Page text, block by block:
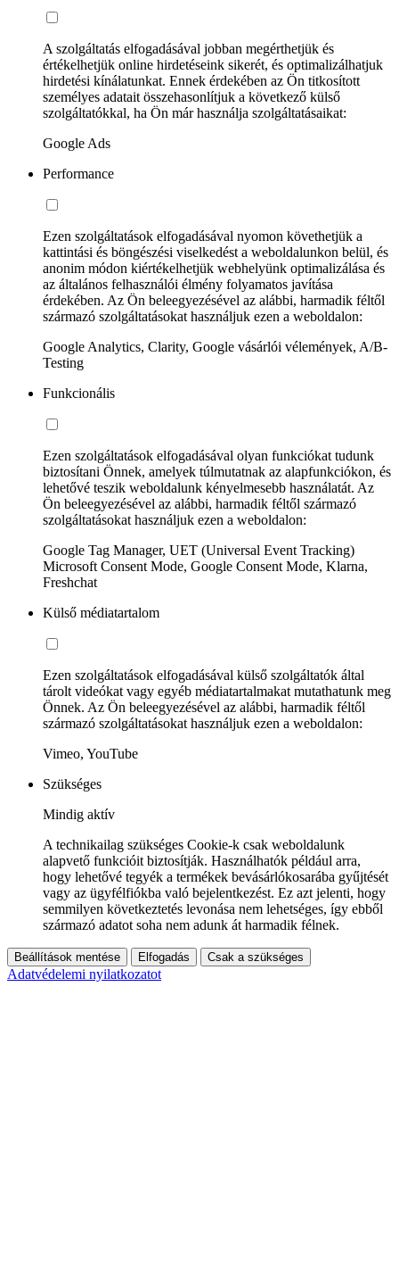
A szolgáltatás elfogadásával jobban megérthetjük és
értékelhetjük online hirdetéseink sikerét, és optimalizálhatjuk
hirdetési kínálatunkat. Ennek érdekében az Ön titkosított
személyes adatait összehasonlítjuk a következő külső
szolgáltatókkal, ha Ön már használja szolgáltatásaikat:
Google Ads
Performance
Ezen szolgáltatások elfogadásával nyomon követhetjük a
kattintási és böngészési viselkedést a weboldalunkon belül, és
anonim módon kiértékelhetjük webhelyünk optimalizálása és
az általános felhasználói élmény folyamatos javítása
érdekében. Az Ön beleegyezésével az alábbi, harmadik féltől
származó szolgáltatásokat használjuk ezen a weboldalon:
Google Analytics, Clarity, Google vásárlói vélemények, A/B-
Testing
Funkcionális
Ezen szolgáltatások elfogadásával olyan funkciókat tudunk
biztosítani Önnek, amelyek túlmutatnak az alapfunkciókon, és
lehetővé teszik weboldalunk kényelmesebb használatát. Az
Ön beleegyezésével az alábbi, harmadik féltől származó
szolgáltatásokat használjuk ezen a weboldalon:
Google Tag Manager, UET (Universal Event Tracking)
Microsoft Consent Mode, Google Consent Mode, Klarna,
Freshchat
Külső médiatartalom
Ezen szolgáltatások elfogadásával külső szolgáltatók által
tárolt videókat vagy egyéb médiatartalmakat mutathatunk meg
Önnek. Az Ön beleegyezésével az alábbi, harmadik féltől
származó szolgáltatásokat használjuk ezen a weboldalon:
Vimeo, YouTube
Szükséges
Mindig aktív
A technikailag szükséges Cookie-k csak weboldalunk
alapvető funkcióit biztosítják. Használhatók például arra,
hogy lehetővé tegyék a termékek bevásárlókosarába gyűjtését
vagy az ügyfélfiókba való bejelentkezést. Ez azt jelenti, hogy
semmilyen következtetés levonása nem lehetséges, így ebből
származó adatot soha nem adunk át harmadik félnek.
Beállítások mentése Elfogadás Csak a szükséges
Adatvédelemi nyilatkozatot